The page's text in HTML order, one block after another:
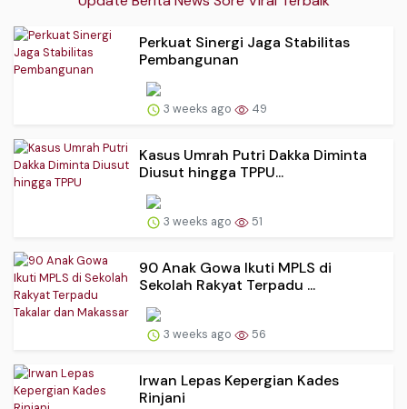
Perkuat Sinergi Jaga Stabilitas
Pembangunan
3 weeks ago 49
Kasus Umrah Putri Dakka Diminta
Diusut hingga TPPU...
3 weeks ago 51
90 Anak Gowa Ikuti MPLS di
Sekolah Rakyat Terpadu ...
3 weeks ago 56
Irwan Lepas Kepergian Kades
Rinjani